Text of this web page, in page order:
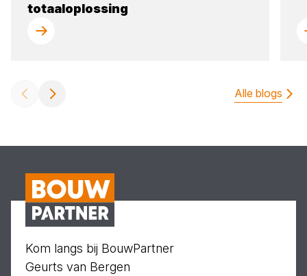
totaaloplossing
Alle blogs
Kom langs bij BouwPartner
Geurts van Bergen